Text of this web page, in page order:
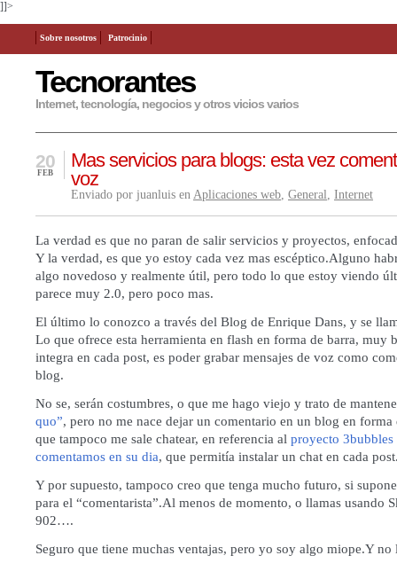
]]>
Tecnorantes
Internet, tecnología, negocios y otros vicios varios
Sobre nosotros Patrocinio
Mas servicios para blogs: esta vez
voz
20
FEB
Enviado por juanluis en Aplicaciones web, General, Internet
La verdad es que no paran de salir servicios y proyectos,
Y la verdad, es que yo estoy cada vez mas escéptico.Alguno
algo novedoso y realmente útil, pero todo lo que estoy viendo
parece muy 2.0, pero poco mas.
El último lo conozco a través del Blog de Enrique Dans, y se
Lo que ofrece esta herramienta en flash en forma de barra, muy
integra en cada post, es poder grabar mensajes de voz como
blog.
No se, serán costumbres, o que me hago viejo y trato de
quo”, pero no me nace dejar un comentario en un blog en
que tampoco me sale chatear, en referencia al proyecto 3bubbles
comentamos en su dia, que permitía instalar un chat en cada
Y por supuesto, tampoco creo que tenga mucho futuro, si
para el “comentarista”.Al menos de momento, o llamas usando
902….
Seguro que tiene muchas ventajas, pero yo soy algo miope.Y no